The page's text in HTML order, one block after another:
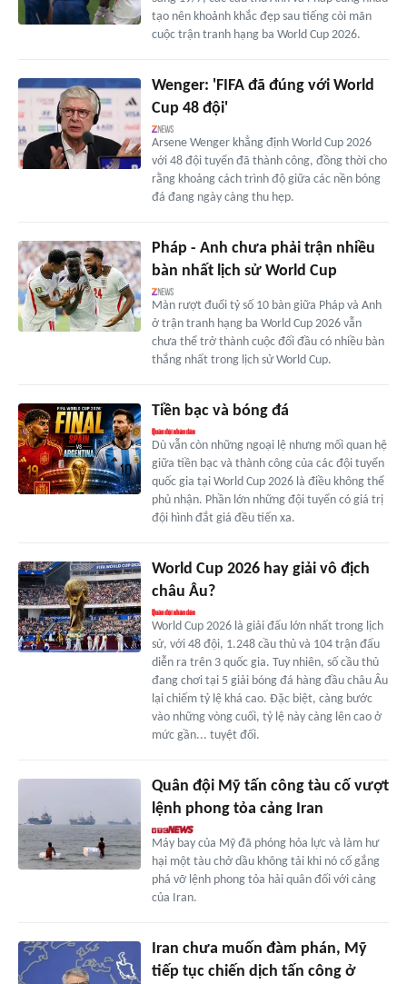
tạo nên khoảnh khắc đẹp sau tiếng còi mãn
cuộc trận tranh hạng ba World Cup 2026.
Wenger: 'FIFA đã đúng với World
Cup 48 đội'
Arsene Wenger khẳng định World Cup 2026
với 48 đội tuyển đã thành công, đồng thời cho
rằng khoảng cách trình độ giữa các nền bóng
đá đang ngày càng thu hẹp.
Pháp - Anh chưa phải trận nhiều
bàn nhất lịch sử World Cup
Màn rượt đuổi tỷ số 10 bàn giữa Pháp và Anh
ở trận tranh hạng ba World Cup 2026 vẫn
chưa thể trở thành cuộc đối đầu có nhiều bàn
thắng nhất trong lịch sử World Cup.
Tiền bạc và bóng đá
Dù vẫn còn những ngoại lệ nhưng mối quan hệ
giữa tiền bạc và thành công của các đội tuyển
quốc gia tại World Cup 2026 là điều không thể
phủ nhận. Phần lớn những đội tuyển có giá trị
đội hình đắt giá đều tiến xa.
World Cup 2026 hay giải vô địch
châu Âu?
World Cup 2026 là giải đấu lớn nhất trong lịch
sử, với 48 đội, 1.248 cầu thủ và 104 trận đấu
diễn ra trên 3 quốc gia. Tuy nhiên, số cầu thủ
đang chơi tại 5 giải bóng đá hàng đầu châu Âu
lại chiếm tỷ lệ khá cao. Đặc biệt, càng bước
vào những vòng cuối, tỷ lệ này càng lên cao ở
mức gần... tuyệt đối.
Quân đội Mỹ tấn công tàu cố vượt
lệnh phong tỏa cảng Iran
Máy bay của Mỹ đã phóng hỏa lực và làm hư
hại một tàu chở dầu không tải khi nó cố gắng
phá vỡ lệnh phong tỏa hải quân đối với cảng
của Iran.
Iran chưa muốn đàm phán, Mỹ
tiếp tục chiến dịch tấn công ở